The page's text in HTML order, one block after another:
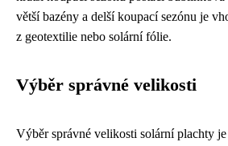
větší bazény a delší koupací sezónu je
z geotextilie nebo solární fólie.
Výběr správné velikosti
Výběr správné velikosti solární plachty